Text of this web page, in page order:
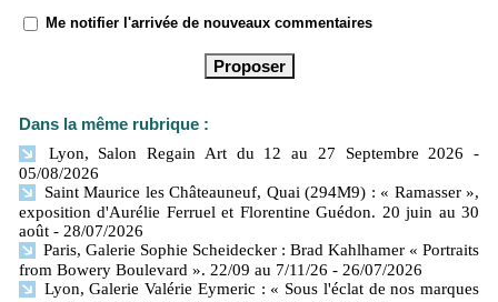
Me notifier l'arrivée de nouveaux commentaires
Dans la même rubrique :
Lyon, Salon Regain Art du 12 au 27 Septembre 2026
-
05/08/2026
Saint Maurice les Châteauneuf, Quai (294M9) : « Ramasser »,
exposition d'Aurélie Ferruel et Florentine Guédon. 20 juin au 30
août - 28/07/2026
Paris, Galerie Sophie Scheidecker : Brad Kahlhamer « Portraits
from Bowery Boulevard ». 22/09 au 7/11/26 - 26/07/2026
Lyon, Galerie Valérie Eymeric : « Sous l'éclat de nos marques